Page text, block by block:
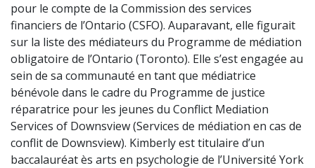
pour le compte de la Commission des services
financiers de l’Ontario (CSFO). Auparavant, elle figurait
sur la liste des médiateurs du Programme de médiation
obligatoire de l’Ontario (Toronto). Elle s’est engagée au
sein de sa communauté en tant que médiatrice
bénévole dans le cadre du Programme de justice
réparatrice pour les jeunes du Conflict Mediation
Services of Downsview (Services de médiation en cas de
conflit de Downsview). Kimberly est titulaire d’un
baccalauréat ès arts en psychologie de l’Université York